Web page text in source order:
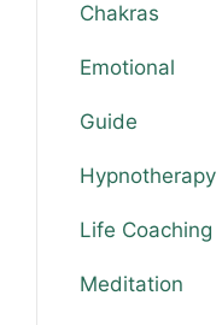
Chakras
Emotional
Guide
Hypnotherapy
Life Coaching
Meditation